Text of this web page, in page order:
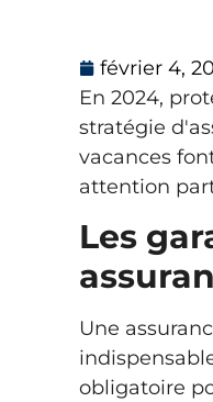
février 4,
En 2024,
stratégie
vacances
attention
Les
Une
obligatoire